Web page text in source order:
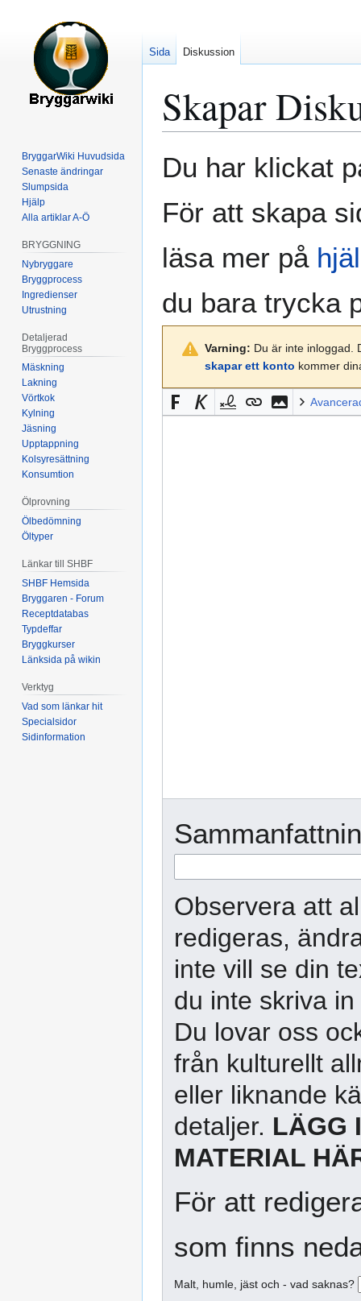
Skapar
Du har klickat
För att skapa
läsa mer på
du bara trycka
Varning: Du är inte inloggad.
skapar ett konto kommer
Observera att
redigeras,
inte vill se din
du inte skriva
Du lovar oss
från kulturellt
eller liknande
detaljer. LÄGG
MATERIAL
För att
som finns
Malt, humle, jäst och - vad saknas?
Sida Diskussion
BryggarWiki Huvudsida
Senaste ändringar
Slumpsida
Hjälp
Alla artiklar A-Ö
BRYGGNING
Nybryggare
Bryggprocess
Ingredienser
Utrustning
Detaljerad
Bryggprocess
Mäskning
Lakning
Vörtkok
Kylning
Jäsning
Upptappning
Kolsyresättning
Konsumtion
Ölprovning
Ölbedömning
Öltyper
Länkar till SHBF
SHBF Hemsida
Bryggaren - Forum
Receptdatabas
Typdeffar
Bryggkurser
Länksida på wikin
Verktyg
Vad som länkar hit
Specialsidor
Sidinformation